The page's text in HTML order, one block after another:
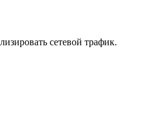
сетевой трафик.